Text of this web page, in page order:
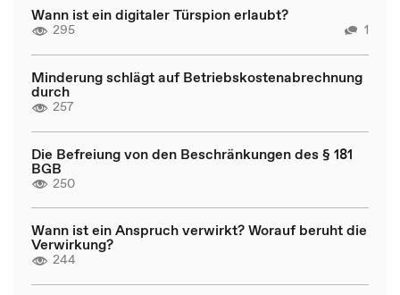
Wann ist ein digitaler Türspion erlaubt?
295 1
Minderung schlägt auf Betriebskostenabrechnung
durch
257
Die Befreiung von den Beschränkungen des § 181
BGB
250
Wann ist ein Anspruch verwirkt? Worauf beruht die
Verwirkung?
244